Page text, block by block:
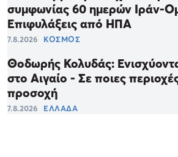
συμφωνίας 60 ημερών Ιράν-
Επιφυλάξεις από ΗΠΑ
7.8.2026 ΚΟΣΜΟΣ
Θοδωρής Κολυδάς:
στο Αιγαίο - Σε ποιες
προσοχή
7.8.2026 ΕΛΛΑΔΑ